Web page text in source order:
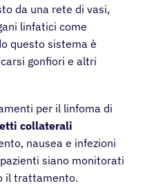
da una rete di vasi,
linfatici come
questo sistema è
gonfiori e altri
per il linfoma di
collaterali
nausea e infezioni
siano monitorati
il trattamento.